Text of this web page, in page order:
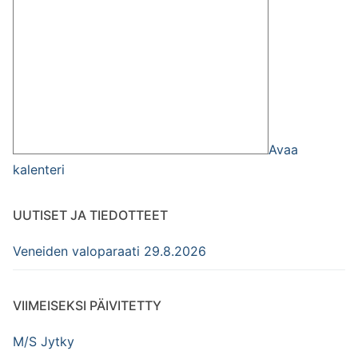
Avaa
kalenteri
UUTISET JA TIEDOTTEET
Veneiden valoparaati 29.8.2026
VIIMEISEKSI PÄIVITETTY
M/S Jytky